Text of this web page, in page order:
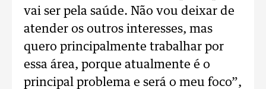
vai ser pela saúde. Não vou deixar de
atender os outros interesses, mas
quero principalmente trabalhar por
essa área, porque atualmente é o
principal problema e será o meu foco”,